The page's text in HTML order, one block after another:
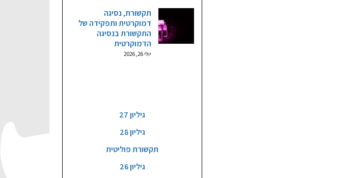
תקשורת, נסיגה
דמוקרטית ותפקידה של
התקשורת בנסיגה
הדמוקרטית
יולי 26, 2026
גיליון 27
גיליון 28
תקשורת פוליטית
גיליון 26